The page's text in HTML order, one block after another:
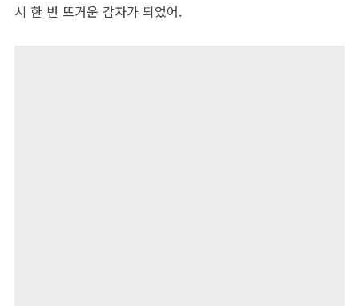
시 한 번 뜨거운 감자가 되었어.